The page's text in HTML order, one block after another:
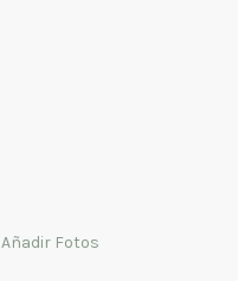
Añadir Fotos